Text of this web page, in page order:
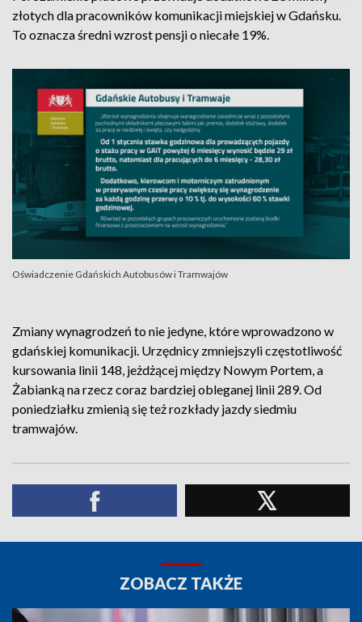
złotych dla pracowników komunikacji miejskiej w Gdańsku.
To oznacza średni wzrost pensji o niecałe 19%.
Oświadczenie Gdańskich Autobusów i Tramwajów
Zmiany wynagrodzeń to nie jedyne, które wprowadzono w
gdańskiej komunikacji. Urzędnicy zmniejszyli częstotliwość
kursowania linii 148, jeżdżącej między Nowym Portem, a
Żabianką na rzecz coraz bardziej obleganej linii 289. Od
poniedziałku zmienią się też rozkłady jazdy siedmiu
tramwajów.
ZOBACZ TAKŻE